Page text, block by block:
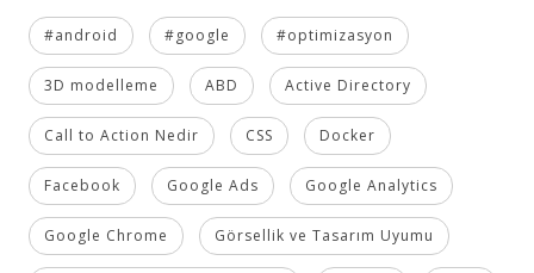
#android #google #optimizasyon
3D modelleme ABD Active Directory
Call to Action Nedir CSS Docker
Facebook Google Ads Google Analytics
Google Chrome Görsellik ve Tasarım Uyumu